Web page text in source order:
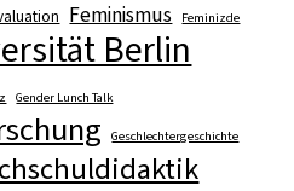
Feminismus Feminizde
Berlin
Gender Lunch Talk
Geschlechtergeschichte